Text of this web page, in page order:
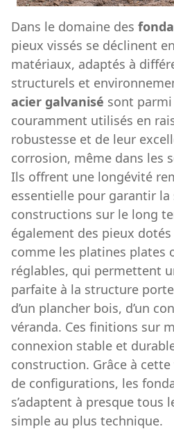
Dans le domaine des
pieux vissés se déclinent
matériaux, adaptés à
structurels et
acier galvanisé sont
couramment utilisés en
robustesse et de leur
corrosion, même dans les
Ils offrent une longévité
essentielle pour garantir
constructions sur le long
également des pieux
comme les platines plates
réglables, qui permettent
parfaite à la structure
d’un plancher bois, d’un
véranda. Ces finitions sur
connexion stable et
construction. Grâce à
de configurations, les
s’adaptent à presque tous
simple au plus technique.